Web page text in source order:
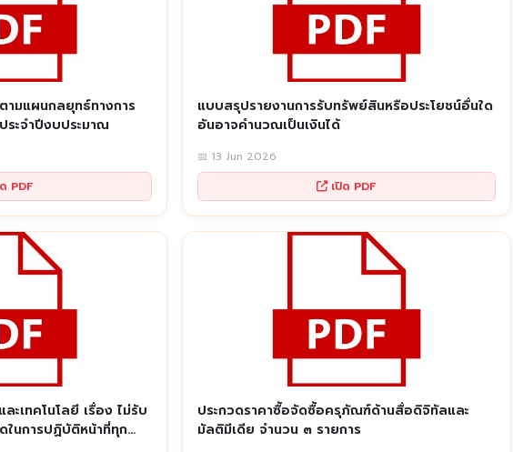
ามแผนกลยุทธ์ทางการ
ระจำปีงบประมาณ
PDF
แบบสรุปรายงานการรับทรัพย์สินหรือประโยชน์อื่นใด
อันอาจคำนวณเป็นเงินได้
📅 13 Jun 2026
เปิด PDF
ะเทคโนโลยี เรื่อง ไม่รับ
นการปฏิบัติหน้าที่ทุก
ประกวดราคาซื้อจัดซื้อครุภัณฑ์ด้านสื่อดิจิทัลและ
มัลติมีเดีย จำนวน ๓ รายการ